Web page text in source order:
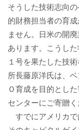
そうした技術志向
的財務担当者の育
ません。日米の開
あります。こうし
１号を果たした技
所長藤原洋氏は、
Ｏ育成を目的とし
センターにご寄贈
すでにアメリカで